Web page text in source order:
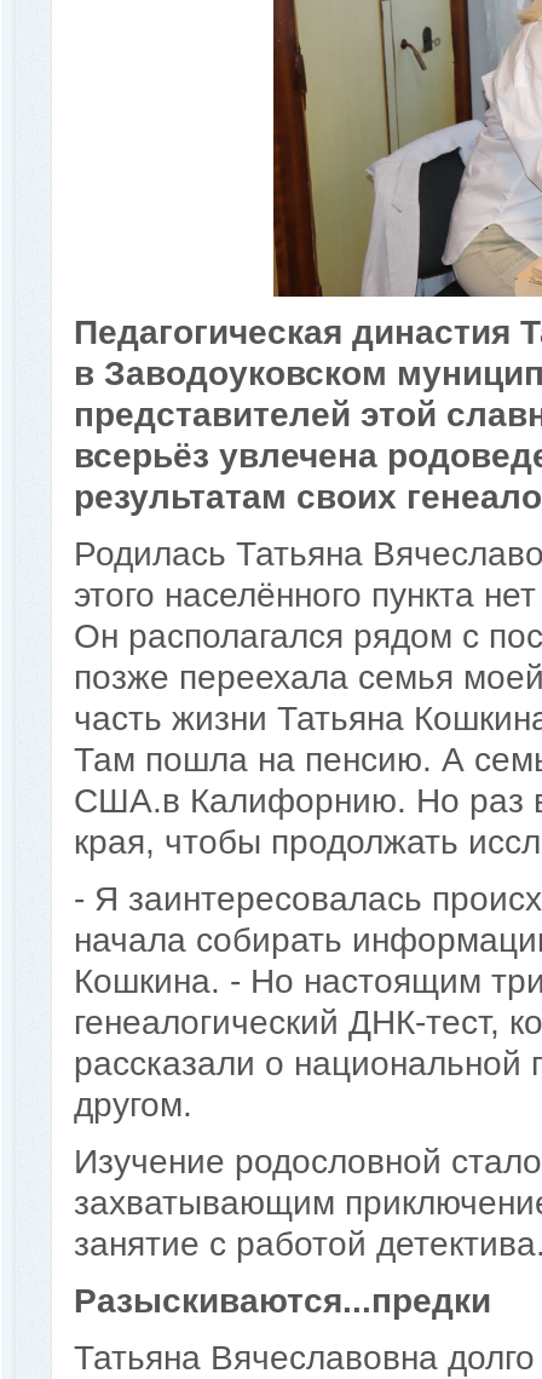
Педагогическая
в Заводоуковском
представителей этой
всерьёз увлечена
результатам своих
Родилась Татьяна
этого населённого пункта
Он располагался рядом с
позже переехала семья
часть жизни Татьяна
Там пошла на пенсию. А
США.в Калифорнию. Но раз
края, чтобы продолжать
- Я заинтересовалась
начала собирать
Кошкина. - Но настоящим
генеалогический ДНК-тест,
рассказали о национальной
другом.
Изучение родословной
захватывающим
занятие с работой
Разыскиваются...предки
Татьяна Вячеславовна